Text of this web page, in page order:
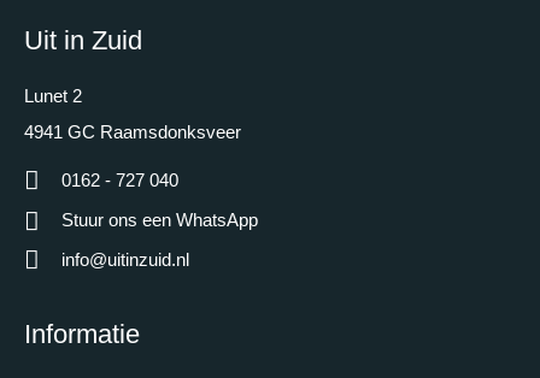
Uit in Zuid
Lunet 2
4941 GC Raamsdonksveer
0162 - 727 040
Stuur ons een WhatsApp
info@uitinzuid.nl
Informatie